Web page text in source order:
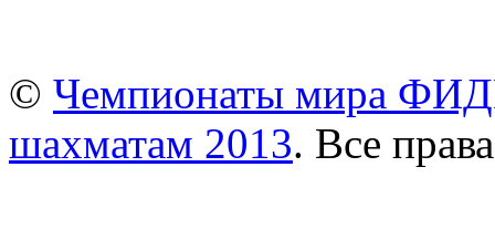
© Чемпионаты мира
шахматам 2013. Все